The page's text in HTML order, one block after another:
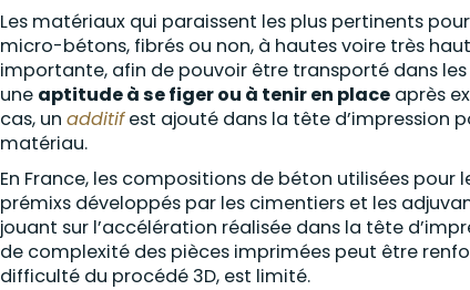
Les matériaux qui paraissent les plus pertinents
micro-bétons, fibrés ou non, à hautes voire très
importante, afin de pouvoir être transporté dans
une aptitude à se figer ou à tenir en place après
cas, un additifest ajouté dans la tête d’impression
matériau.
En France, les compositions de béton utilisées
prémixs développés par les cimentiers et les
jouant sur l’accélération réalisée dans la tête
de complexité des pièces imprimées peut être
difficulté du procédé 3D, est limité.